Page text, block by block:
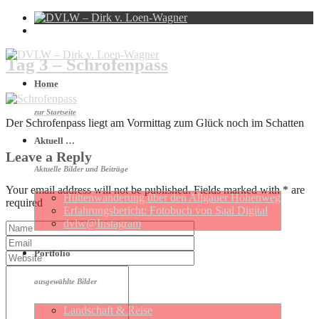
Home
zur Startseite
Aktuell …
Aktuelle Bilder und Beiträge
Hütten­wan­de­rung über den Allgäuer Höhen­weg
Erfahrungs­be­richt: Foto­buch von Saal Digital
dvlw@Instagram
Portfolio
ausgewählte Bilder
Landschaft & Reise
Tag 3 – Schrofenpass
Der Schrofenpass liegt am Vormittag zum Glück noch im Schatten
Leave a Reply
Your email address will not be published. Fields marked with * are
required